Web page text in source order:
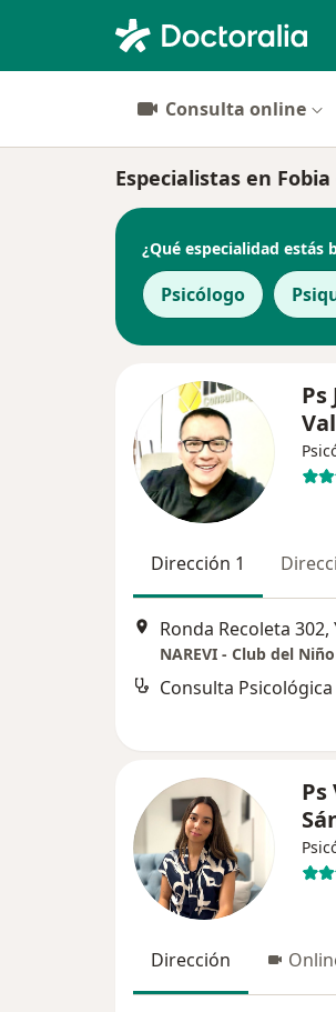
Consulta online
Especialistas en
¿Qué especialidad estás
Psicólogo
Ps
Dirección 1
Ronda Recoleta 302,
NAREVI - Club del
Consulta
Ps
Dirección